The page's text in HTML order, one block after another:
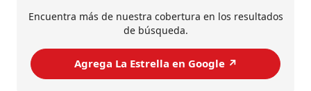
Encuentra más de nuestra cobertura en los resultados
de búsqueda.
Agrega La Estrella en Google ↗️